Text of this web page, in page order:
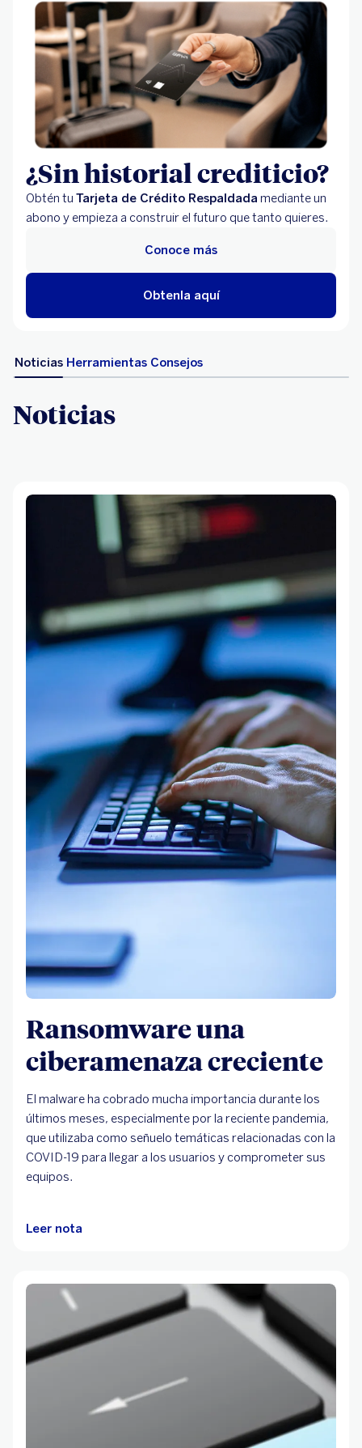
¿Sin historial crediticio?
Obtén tu Tarjeta de Crédito Respaldada mediante un
abono y empieza a construir el futuro que tanto quieres.
Obtenla aquí
Conoce más
Noticias Herramientas Consejos
Noticias
Ransomware una
ciberamenaza creciente
El malware ha cobrado mucha importancia durante los
últimos meses, especialmente por la reciente pandemia,
que utilizaba como señuelo temáticas relacionadas con la
COVID-19 para llegar a los usuarios y comprometer sus
equipos.
Leer nota